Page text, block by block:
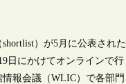
）が5月に公表された
日にかけてオンラインで行
報会議（WLIC）で各部門